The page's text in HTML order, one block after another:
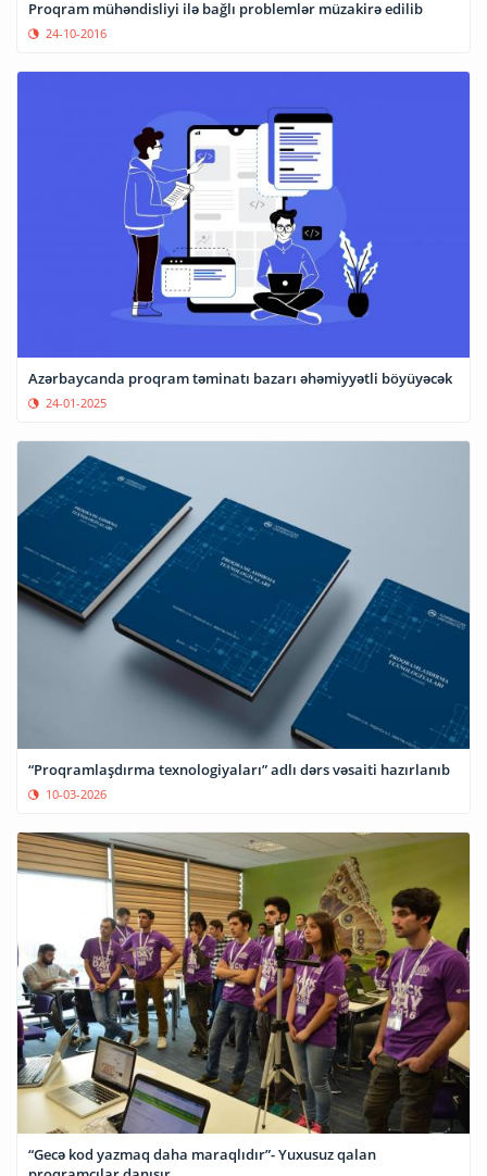
Proqram mühəndisliyi ilə bağlı problemlər müzakirə edilib
24-10-2016
Azərbaycanda proqram təminatı bazarı əhəmiyyətli böyüyəcək
24-01-2025
“Proqramlaşdırma texnologiyaları” adlı dərs vəsaiti hazırlanıb
10-03-2026
“Gecə kod yazmaq daha maraqlıdır”- Yuxusuz qalan